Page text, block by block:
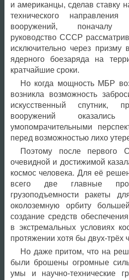
и американцы, сделав ставку
технического
вооружений, поначалу
руководство СССР
исключительно через призму
ядерного боезаряда на
кратчайшие сроки.
Но когда мощность МБР
возникла возможность
искусственный спутник,
вооружений
умопомрачительными
перед возможностью лихо
Поэтому после первого
очевидной и достижимой
космос человека. Для её
всего две главные
грузоподъемности ракеты
околоземную орбиту
создание средств
в экстремальных условиях
протяжении хотя бы двух-трёх
Но даже притом, что на
были брошены огромные
умы и научно-технические